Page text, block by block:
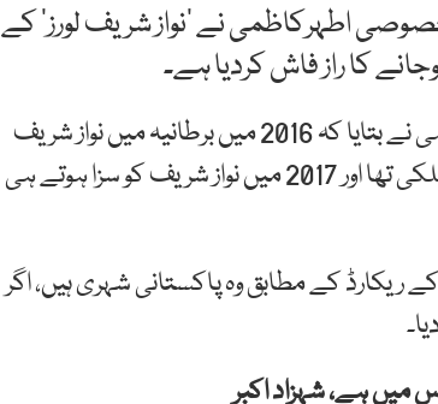
اطہرکاظمی نے ’نواز شریف لورز‘ کے
کا راز فاش کردیا ہے۔
پروگرام بریکنگ پوائنٹ ودھ مالک میں نمائندہ خصوصی اطہر کاظمی نے بتایا کہ 2016 میں برطانیہ میں نواز شریف
لورز کے نام سے ایک کمپنی کھولی گئی، جس کا ڈائریکٹر ایک غیر ملکی تھا اور 2017 میں نواز شریف کو سزا ہوتے ہی
ریکارڈ کے مطابق وہ پاکستانی شہری ہیں، اگر
میں ہے، شہزاد اکبر